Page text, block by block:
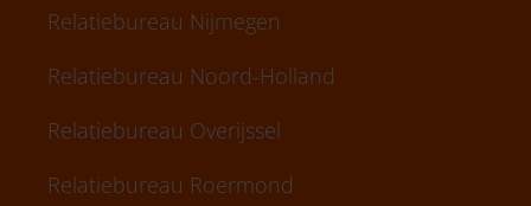
Relatiebureau Nijmegen
Relatiebureau Noord-Holland
Relatiebureau Overijssel
Relatiebureau Roermond